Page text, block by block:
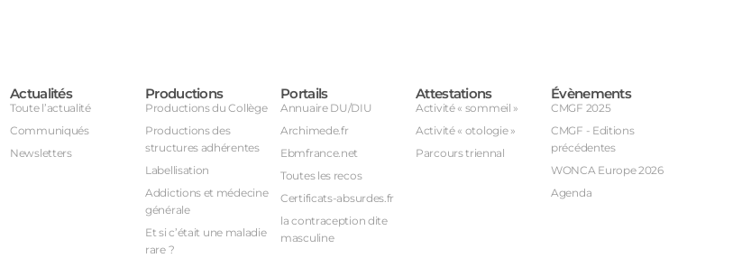
Actualités
Toute l’actualité
Communiqués
Newsletters
Productions
Productions du Collège
Productions des
structures adhérentes
Labellisation
Addictions et médecine
générale
Et si c’était une maladie
rare ?
Portails
Annuaire DU/DIU
Archimede.fr
Ebmfrance.net
Toutes les recos
Certificats-absurdes.fr
la contraception dite
masculine
Attestations
Activité « sommeil »
Activité « otologie »
Parcours triennal
Évènements
CMGF 2025
CMGF - Editions
précédentes
WONCA Europe 2026
Agenda